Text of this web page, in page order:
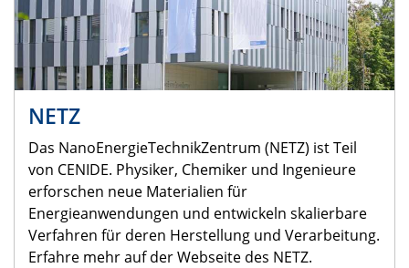
NETZ
Das NanoEnergieTechnikZentrum (NETZ) ist Teil
von CENIDE. Physiker, Chemiker und Ingenieure
erforschen neue Materialien für
Energieanwendungen und entwickeln skalierbare
Verfahren für deren Herstellung und Verarbeitung.
Erfahre mehr auf der Webseite des NETZ.